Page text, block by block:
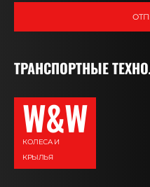
ТРАНСПОРТНЫЕ
W&W
КОЛЕСА И
КРЫЛЬЯ